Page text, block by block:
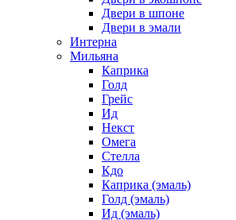
Двери в шпоне
Двери в эмали
Интерна
Мильяна
Каприка
Голд
Грейс
Ид
Некст
Омега
Стелла
Кдо
Каприка (эмаль)
Голд (эмаль)
Ид (эмаль)